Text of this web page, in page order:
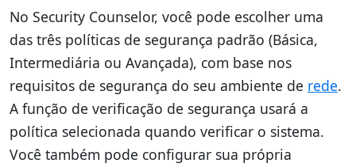
No Security Counselor, você pode escolher uma
das três políticas de segurança padrão (Básica,
Intermediária ou Avançada), com base nos
requisitos de segurança do seu ambiente de rede.
A função de verificação de segurança usará a
política selecionada quando verificar o sistema.
Você também pode configurar sua própria